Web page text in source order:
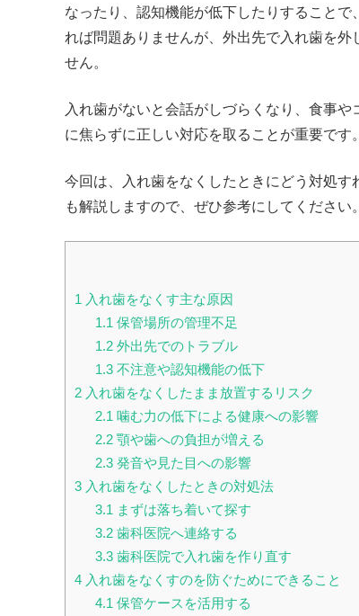
なったり、認知機能が低下したりすること
れば問題ありませんが、外出先で入れ歯を
せん。
入れ歯がないと会話がしづらくなり、食事
に焦らずに正しい対応を取ることが重要です。
今回は、入れ歯をなくしたときにどう対処
も解説しますので、ぜひ参考にしてください。
1 入れ歯をなくす主な原因
1.1 保管場所の管理不足
1.2外出先でのトラブル
1.3不注意や認知機能の低下
2 入れ歯をなくしたまま放置するリスク
2.1 噛む力の低下による健康への影響
2.2顎や歯への負担が増える
2.3発音や見た目への影響
3 入れ歯をなくしたときの対処法
3.1 まずは落ち着いて探す
3.2歯科医院へ連絡する
3.3歯科医院で入れ歯を作り直す
4 入れ歯をなくすのを防ぐためにできること
4.1 保管ケースを活用する